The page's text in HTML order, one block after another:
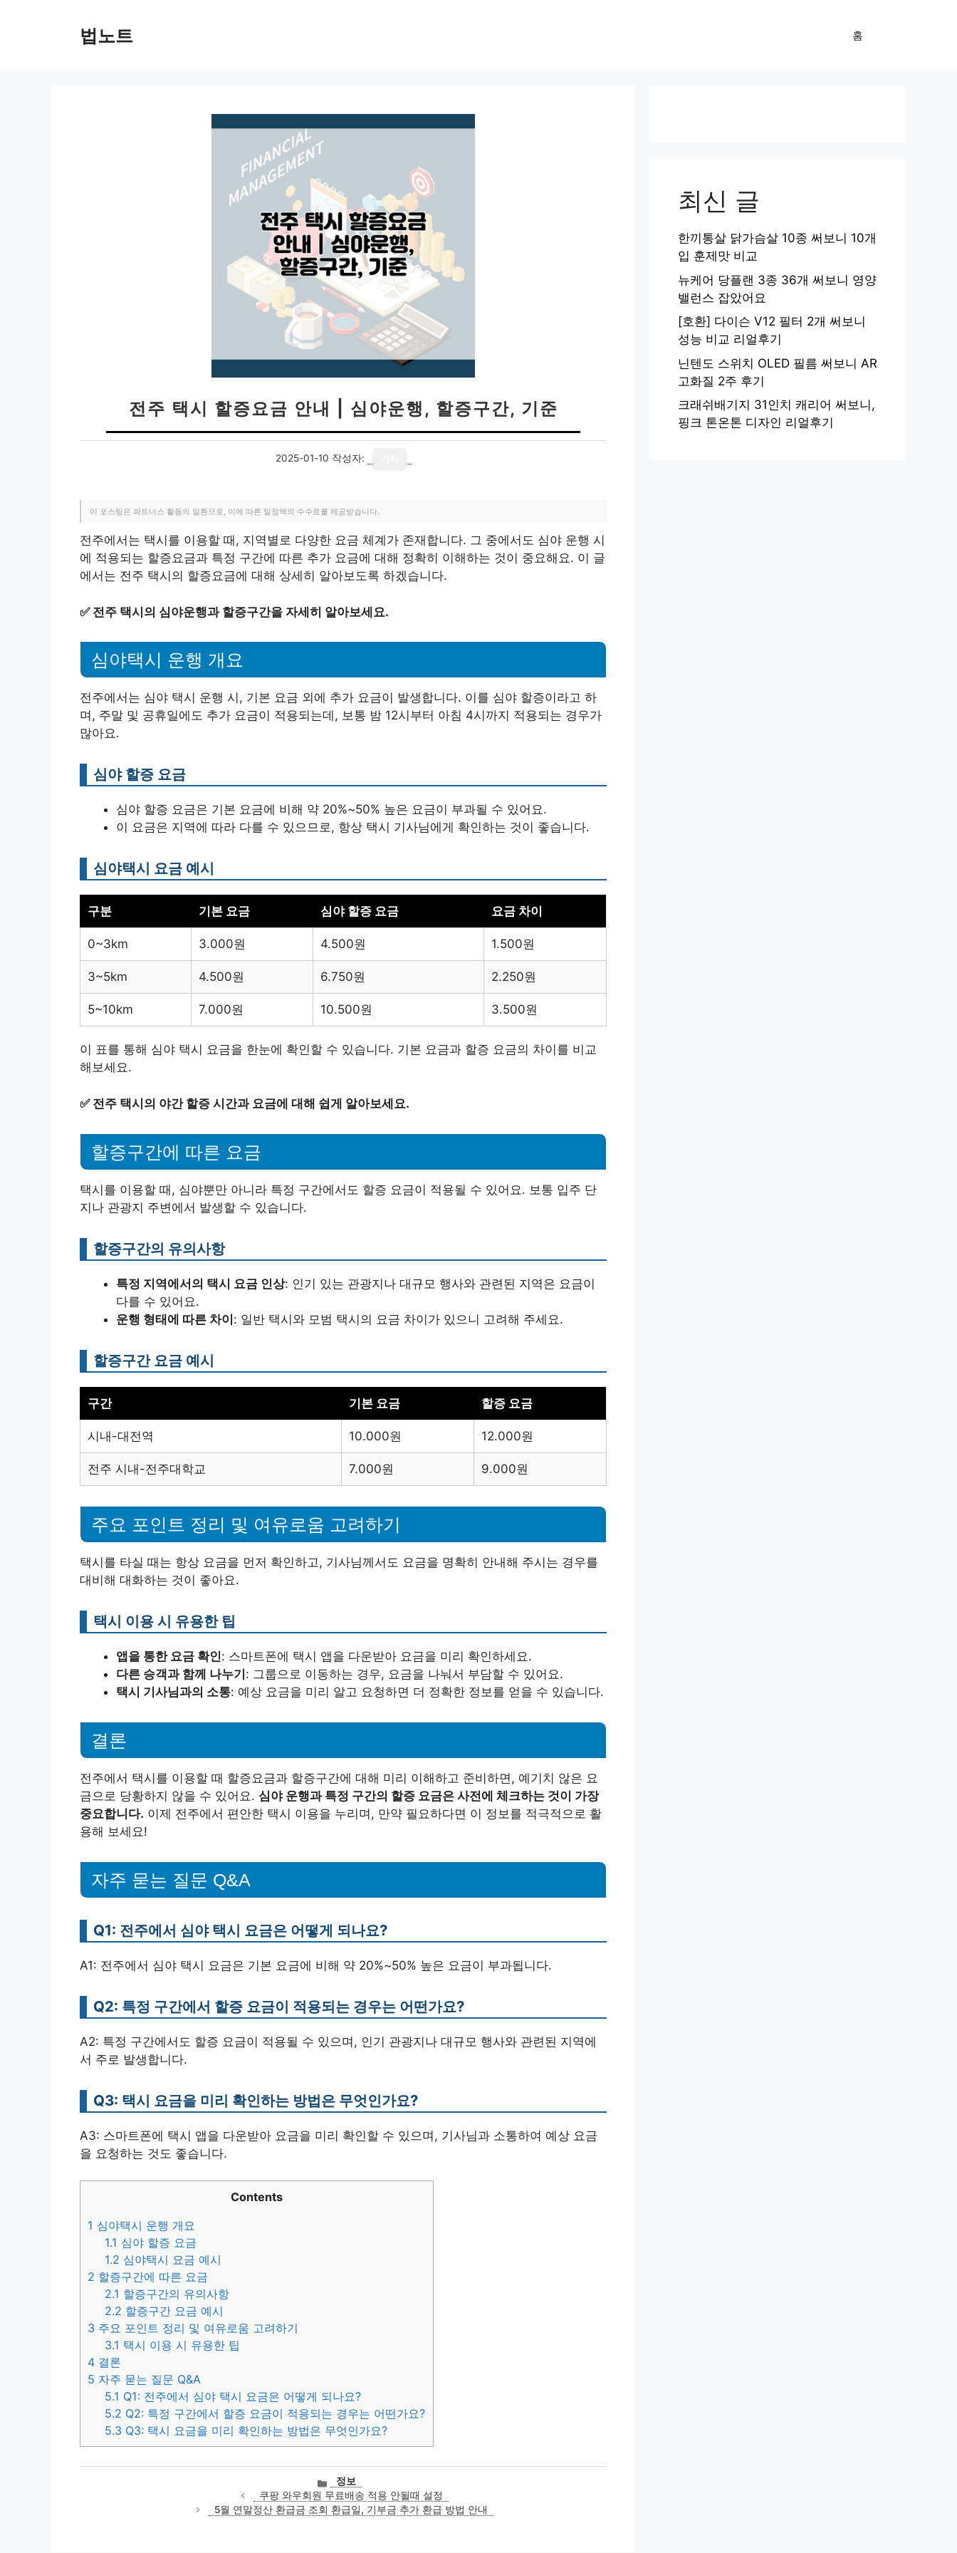
법노트 홈
전주 택시 할증요금 안내 | 심야운행, 할증구간, 기준
2025-01-10 작성자:
이 포스팅은 파트너스 활동의 일환으로, 이에 따른 일정액의 수수료를 제공받습니다.
전주에서는 택시를 이용할 때, 지역별로 다양한 요금 체계가 존재합니다. 그 중에서도 심야 운행 시
에 적용되는 할증요금과 특정 구간에 따른 추가 요금에 대해 정확히 이해하는 것이 중요해요. 이 글
에서는 전주 택시의 할증요금에 대해 상세히 알아보도록 하겠습니다.
✅ 전주 택시의 심야운행과 할증구간을 자세히 알아보세요.
심야택시 운행 개요
전주에서는 심야 택시 운행 시, 기본 요금 외에 추가 요금이 발생합니다. 이를 심야 할증이라고 하
며, 주말 및 공휴일에도 추가 요금이 적용되는데, 보통 밤 12시부터 아침 4시까지 적용되는 경우가
많아요.
심야 할증 요금
심야 할증 요금은 기본 요금에 비해 약 20%~50% 높은 요금이 부과될 수 있어요.
이 요금은 지역에 따라 다를 수 있으므로, 항상 택시 기사님에게 확인하는 것이 좋습니다.
심야택시 요금 예시
구분 기본 요금 심야 할증 요금 요금 차이
0~3km 3.000원 4.500원 1.500원
3~5km 4.500원 6.750원 2.250원
5~10km 7.000원 10.500원 3.500원
이 표를 통해 심야 택시 요금을 한눈에 확인할 수 있습니다. 기본 요금과 할증 요금의 차이를 비교
해보세요.
✅ 전주 택시의 야간 할증 시간과 요금에 대해 쉽게 알아보세요.
할증구간에 따른 요금
택시를 이용할 때, 심야뿐만 아니라 특정 구간에서도 할증 요금이 적용될 수 있어요. 보통 입주 단
지나 관광지 주변에서 발생할 수 있습니다.
할증구간의 유의사항
특정 지역에서의 택시 요금 인상: 인기 있는 관광지나 대규모 행사와 관련된 지역은 요금이
다를 수 있어요.
운행 형태에 따른 차이: 일반 택시와 모범 택시의 요금 차이가 있으니 고려해 주세요.
할증구간 요금 예시
구간 기본 요금 할증 요금
시내-대전역 10.000원 12.000원
전주 시내-전주대학교 7.000원 9.000원
주요 포인트 정리 및 여유로움 고려하기
택시를 타실 때는 항상 요금을 먼저 확인하고, 기사님께서도 요금을 명확히 안내해 주시는 경우를
대비해 대화하는 것이 좋아요.
택시 이용 시 유용한 팁
앱을 통한 요금 확인: 스마트폰에 택시 앱을 다운받아 요금을 미리 확인하세요.
다른 승객과 함께 나누기 : 그룹으로 이동하는 경우, 요금을 나눠서 부담할 수 있어요.
택시 기사님과의 소통: 예상 요금을 미리 알고 요청하면 더 정확한 정보를 얻을 수 있습니다.
결론
전주에서 택시를 이용할 때 할증요금과 할증구간에 대해 미리 이해하고 준비하면, 예기치 않은 요
금으로 당황하지 않을 수 있어요. 심야 운행과 특정 구간의 할증 요금은 사전에 체크하는 것이 가장
중요합니다. 이제 전주에서 편안한 택시 이용을 누리며, 만약 필요하다면 이 정보를 적극적으로 활
용해 보세요!
자주 묻는 질문 Q&A
Q1: 전주에서 심야 택시 요금은 어떻게 되나요?
A1: 전주에서 심야 택시 요금은 기본 요금에 비해 약 20%~50% 높은 요금이 부과됩니다.
Q2: 특정 구간에서 할증 요금이 적용되는 경우는 어떤가요?
A2: 특정 구간에서도 할증 요금이 적용될 수 있으며, 인기 관광지나 대규모 행사와 관련된 지역에
서 주로 발생합니다.
Q3: 택시 요금을 미리 확인하는 방법은 무엇인가요?
A3: 스마트폰에 택시 앱을 다운받아 요금을 미리 확인할 수 있으며, 기사님과 소통하여 예상 요금
을 요청하는 것도 좋습니다.
Contents
1 심야택시 운행 개요
1.1 심야 할증 요금
1.2 심야택시 요금 예시
2 할증구간에 따른 요금
2.1 할증구간의 유의사항
2.2 할증구간 요금 예시
3 주요 포인트 정리 및 여유로움 고려하기
3.1 택시 이용 시 유용한 팁
4 결론
5 자주 묻는 질문 Q&A
5.1 Q1: 전주에서 심야 택시 요금은 어떻게 되나요?
5.2 Q2: 특정 구간에서 할증 요금이 적용되는 경우는 어떤가요?
5.3 Q3: 택시 요금을 미리 확인하는 방법은 무엇인가요?
카
테
고
정보
쿠팡 와우회원 무료배송 적용 안될때 설정
5월 연말정산 환급금 조회 환급일, 기부금 추가 환급 방법 안내
최신 글
한끼통살 닭가슴살 10종 써보니 10개
입 훈제맛 비교
뉴케어 당플랜 3종 36개 써보니 영양
밸런스 잡았어요
[호환] 다이슨 V12 필터 2개 써보니
성능 비교 리얼후기
닌텐도 스위치 OLED 필름 써보니 AR
고화질 2주 후기
크래쉬배기지 31인치 캐리어 써보니,
핑크 톤온톤 디자인 리얼후기